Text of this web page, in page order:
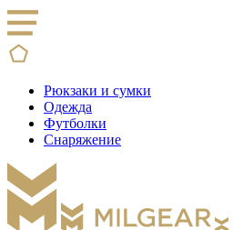
Рюкзаки и сумки
Одежда
Футболки
Снаряжение